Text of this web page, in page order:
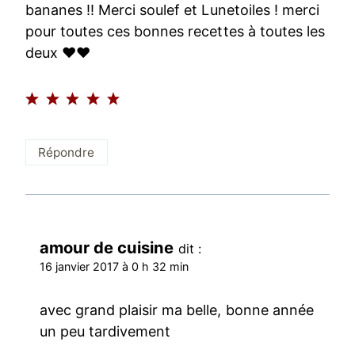
bananes !! Merci soulef et Lunetoiles ! merci
pour toutes ces bonnes recettes à toutes les
deux ♥♥
Répondre
amour de cuisine dit :
16 janvier 2017 à 0 h 32 min
avec grand plaisir ma belle, bonne année
un peu tardivement